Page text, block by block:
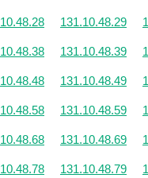
131.10.48.29
131.10.48.39
131.10.48.49
131.10.48.59
131.10.48.69
131.10.48.79